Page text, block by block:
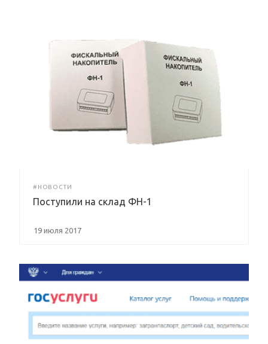
#НОВОСТИ
Поступили на склад ФН-1
19 июля 2017